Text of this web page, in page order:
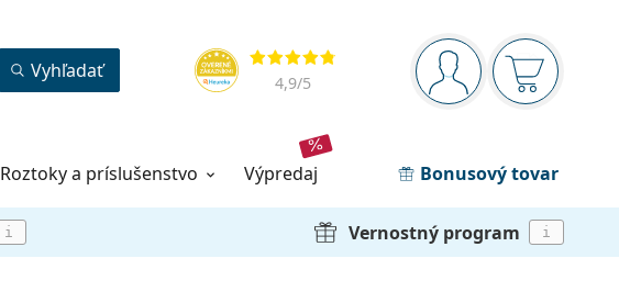
Navigačný panel
ste prihláseníNákupný
Hodnotenia
4,9/5
Vyhľadať
Roztoky a príslušenstvo výpredaj Bonusový tovar
i Vernostný program i